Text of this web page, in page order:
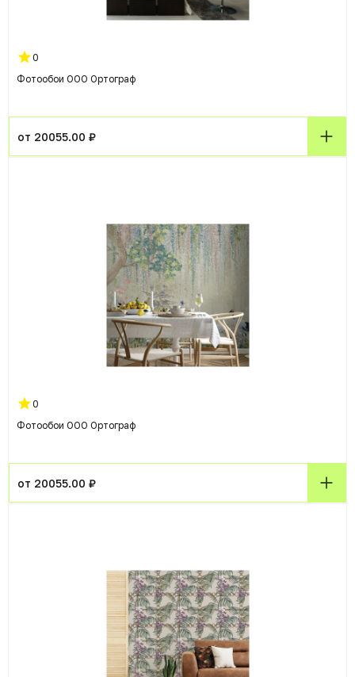
0
Фотообои ООО Ортограф
от 20055.00 ₽
0
Фотообои ООО Ортограф
от 20055.00 ₽